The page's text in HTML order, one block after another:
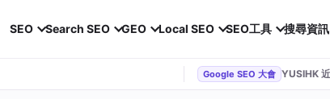
SEO Search SEO GEO Local SEO SEO工具 搜尋資訊
Google SEO 大會